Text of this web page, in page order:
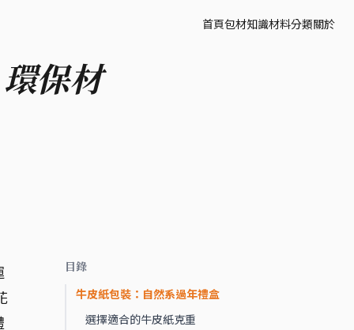
首頁包材知識材料分類關於
保材
目錄
牛皮紙包裝：自然系過年禮盒
選擇適合的牛皮紙克重